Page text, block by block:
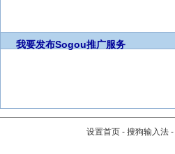
我要发布Sogou推广服务
设置首页 - 搜狗输入法 -